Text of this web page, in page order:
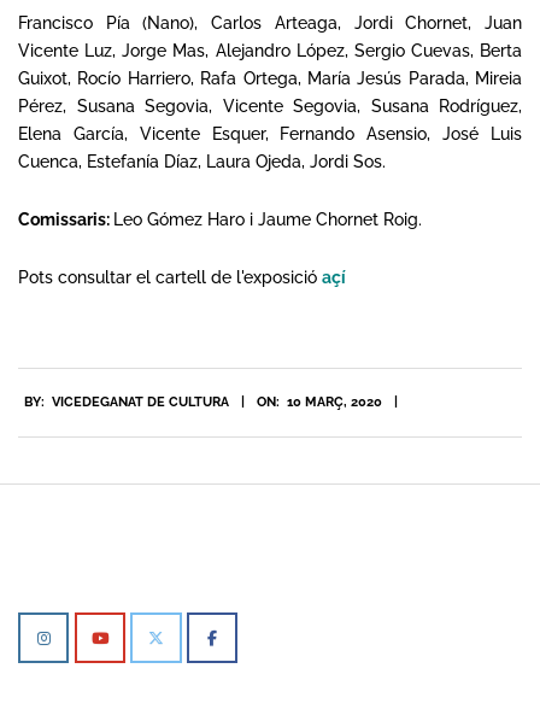
Francisco Pía (Nano), Carlos Arteaga, Jordi Chornet, Juan
Vicente Luz, Jorge Mas, Alejandro López, Sergio Cuevas, Berta
Guixot, Rocío Harriero, Rafa Ortega, María Jesús Parada, Mireia
Pérez, Susana Segovia, Vicente Segovia, Susana Rodríguez,
Elena García, Vicente Esquer, Fernando Asensio, José Luis
Cuenca, Estefanía Díaz, Laura Ojeda, Jordi Sos.
Comissaris: Leo Gómez Haro i Jaume Chornet Roig.
Pots consultar el cartell de l'exposició açí
03-
10
BY: VICEDEGANAT DE CULTURA ON: 10 MARÇ, 2020